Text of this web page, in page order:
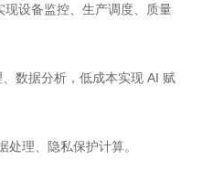
设备监控、生产调度、质量
数据分析，低成本实现 AI 赋
理、隐私保护计算。